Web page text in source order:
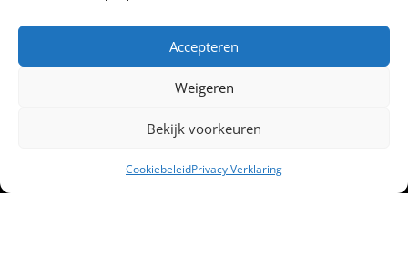
Accepteren
Weigeren
Bekijk voorkeuren
CookiebeleidPrivacy Verklaring